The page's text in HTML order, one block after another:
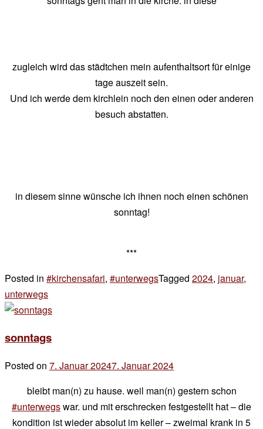
chef
zugleich wird das städtchen mein aufenthaltsort für einige
tage auszeit sein.
Und ich werde dem kirchlein noch den einen oder anderen
besuch abstatten.
in diesem sinne wünsche ich ihnen noch einen schönen
sonntag!
***
Posted in #kirchensafari, #unterwegsTagged 2024, januar,
unterwegs
zu
sonntags
Posted on 7. Januar 20247. Januar 2024
chef
bleibt man(n) zu hause. weil man(n) gestern schon
#unterwegswar. und mit erschrecken festgestellt hat – die
kondition ist wieder absolut im keller – zweimal krank in 5